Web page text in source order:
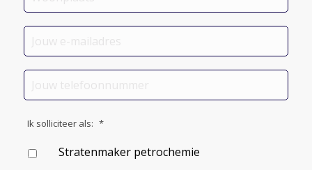
e-
telefoonnummer
*
Ik solliciteer als: *
Stratenmaker petrochemie